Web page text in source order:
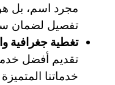
مجرد اسم، بل
تفصيل لضمان
تغطية جغرافية
تقديم أفضل
خدماتنا